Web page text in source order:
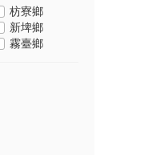
枋寮鄉
新埤鄉
霧臺鄉